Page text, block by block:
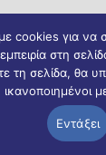
Ασφάλειας
cookies για να
στη
τη σελίδα, θα
ικανοποιημένοι
Εντάξει
2026